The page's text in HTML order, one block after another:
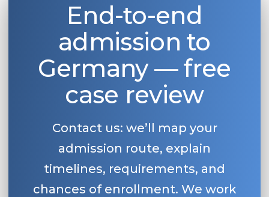
End-to-end
admission to
Germany — free
case review
Contact us: we’ll map your
admission route, explain
timelines, requirements, and
chances of enrollment. We work